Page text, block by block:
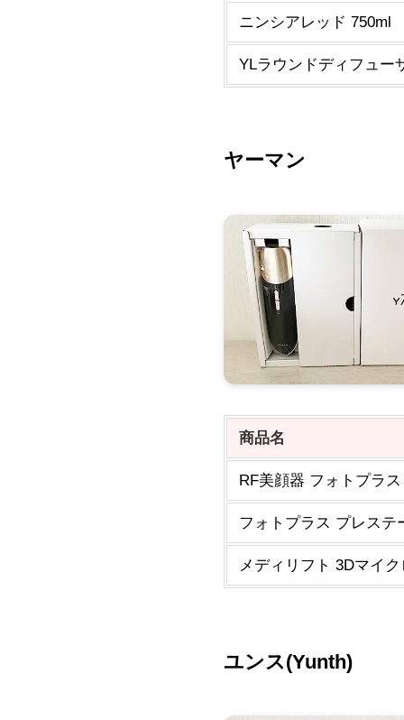
ニンシアレッド 750ml
YLラウンドディフュー
ヤーマン
商品名
RF美顔器 フォトプラ
フォトプラス プレステ
メディリフト 3Dマイ
ユンス(Yunth)